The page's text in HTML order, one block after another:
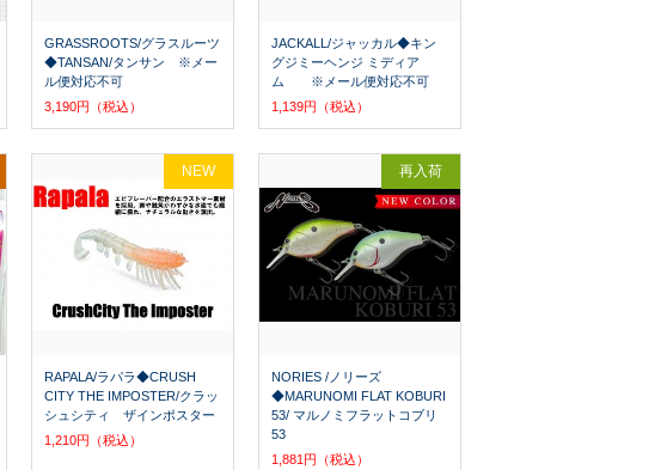
GRASSROOTS/グラスルーツ
◆TANSAN/タンサン ※メー
ル便対応不可
3,190円（税込）
JACKALL/ジャッカル◆キン
グジミーヘンジ ミディア
ム ※メール便対応不可
1,139円（税込）
RAPALA/ラパラ◆CRUSH
CITY THE IMPOSTER/クラッ
シュシティ ザインポスター
1,210円（税込）
NEW
NORIES /ノリーズ
◆MARUNOMI FLAT KOBURI
53/ マルノミフラットコブリ
53
1,881円（税込）
再入荷